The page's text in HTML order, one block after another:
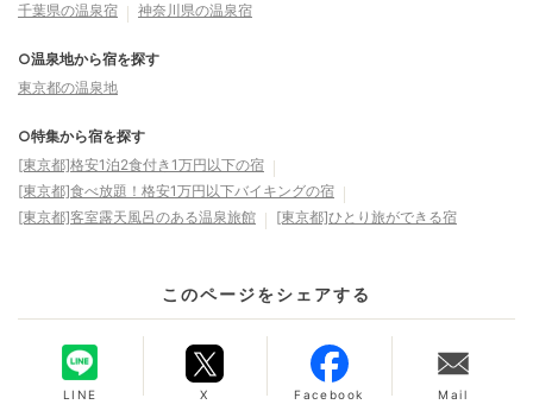
千葉県の温泉宿
神奈川県の温泉宿
○温泉地から宿を探す
東京都の温泉地
○特集から宿を探す
[東京都]格安1泊2食付き1万円以下の宿
[東京都]食べ放題！格安1万円以下バイキングの宿
[東京都]客室露天風呂のある温泉旅館
[東京都]ひとり旅ができる宿
このページをシェアする
LINE X Facebook Mail